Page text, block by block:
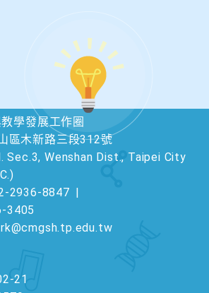
學發展工作圈
區木新路三段312號
Sec.3, Wenshan Dist., Taipei City
2936-8847 |
3405
21